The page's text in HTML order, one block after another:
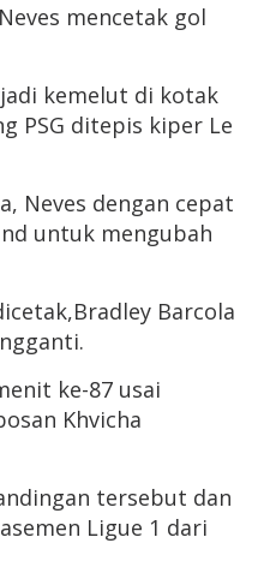
mencetak gol
kemelut di kotak
PSG ditepis kiper Le
Neves dengan cepat
untuk mengubah
Barcola
ke-87 usai
Khvicha
tersebut dan
Ligue 1 dari